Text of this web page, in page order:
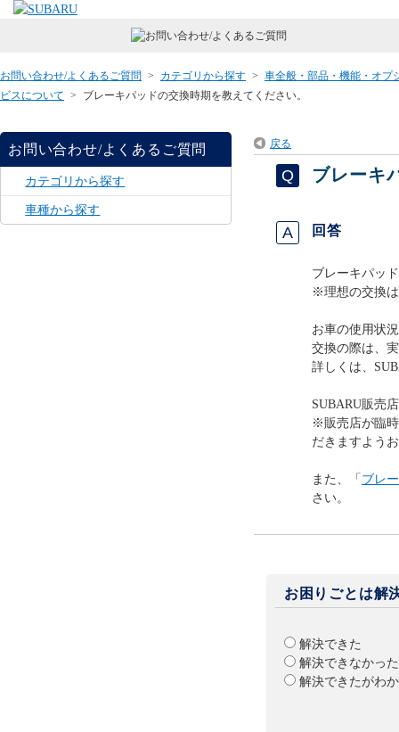
お問い合わせ/よくあるご質問 > カテゴリから探す > 車全般・部品・機能・オプ
ビスについて > ブレーキパッドの交換時期を教えてください。
お問い合わせ/よくあるご質問
カテゴリから探す
車種から探す
戻る
ブレーキ
回答
ブレーキパッ
※理想の交換
お車の使用状
交換の際は、
詳しくは、
SUBARU販売
※販売店が臨
だきますよう
また、「 ブレ
さい。
お困りごとは解
解決できた
解決できなかった
解決できたがわ